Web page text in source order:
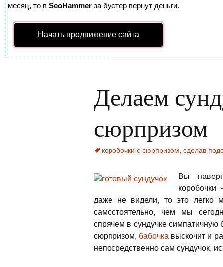
месяц, то в SeoHammer за бустер вернут деньги.
Начать продвижение сайта
Делаем
сюрпризом
коробочки с сюрпризом сделав
Вы
коробочки
даже не видели, то это легко
самостоятельно, чем мы
спрячем в сундучке симпатичную
сюрпризом, бабочка выскочит и
непосредственно сам сундучок,